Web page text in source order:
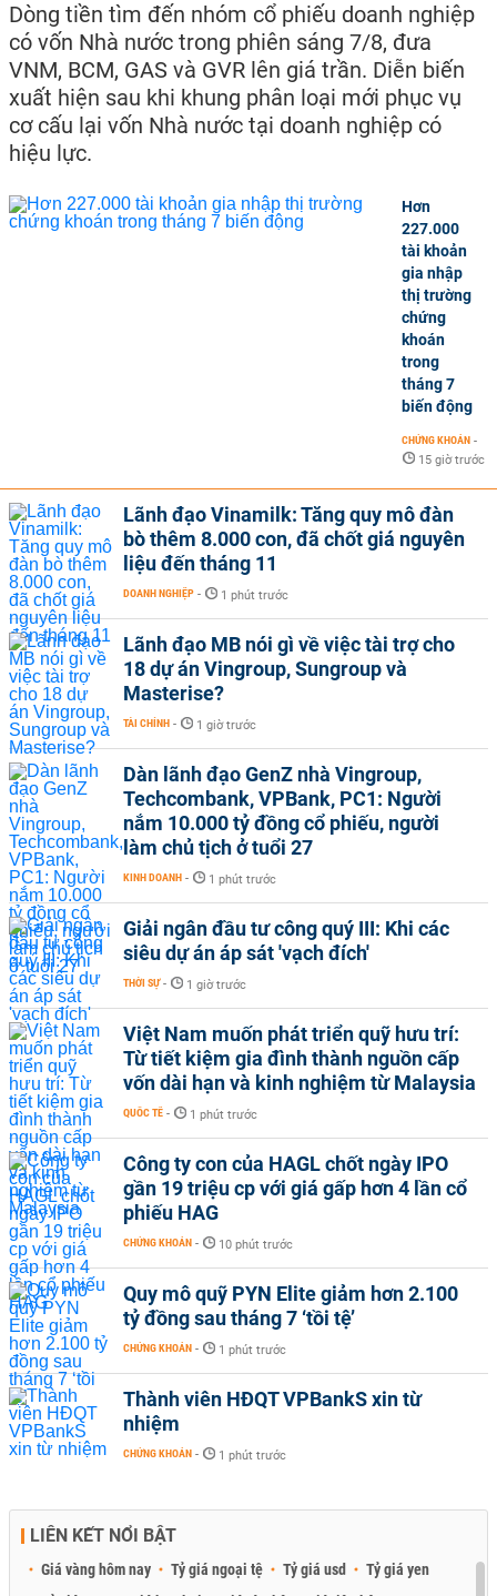
Dòng tiền tìm đến nhóm cổ phiếu doanh nghiệp
có vốn Nhà nước trong phiên sáng 7/8, đưa
VNM, BCM, GAS và GVR lên giá trần. Diễn biến
xuất hiện sau khi khung phân loại mới phục vụ
cơ cấu lại vốn Nhà nước tại doanh nghiệp có
hiệu lực.
Hơn
227.000
tài khoản
gia nhập
thị trường
chứng
khoán
trong
tháng 7
biến động
CHỨNG KHOÁN -
15 giờ trước
Lãnh đạo Vinamilk: Tăng quy mô đàn
bò thêm 8.000 con, đã chốt giá nguyên
liệu đến tháng 11
DOANH NGHIỆP - 1 phút trước
Lãnh đạo MB nói gì về việc tài trợ cho
18 dự án Vingroup, Sungroup và
Masterise?
TÀI CHÍNH - 1 giờ trước
Dàn lãnh đạo GenZ nhà Vingroup,
Techcombank, VPBank, PC1: Người
nắm 10.000 tỷ đồng cổ phiếu, người
làm chủ tịch ở tuổi 27
KINH DOANH - 1 phút trước
Giải ngân đầu tư công quý III: Khi các
siêu dự án áp sát 'vạch đích'
THỜI SỰ - 1 giờ trước
Việt Nam muốn phát triển quỹ hưu trí:
Từ tiết kiệm gia đình thành nguồn cấp
vốn dài hạn và kinh nghiệm từ Malaysia
QUỐC TẾ - 1 phút trước
Công ty con của HAGL chốt ngày IPO
gần 19 triệu cp với giá gấp hơn 4 lần cổ
phiếu HAG
CHỨNG KHOÁN - 10 phút trước
Quy mô quỹ PYN Elite giảm hơn 2.100
tỷ đồng sau tháng 7 ‘tồi tệ’
CHỨNG KHOÁN - 1 phút trước
Thành viên HĐQT VPBankS xin từ
nhiệm
CHỨNG KHOÁN - 1 phút trước
LIÊN KẾT NỔI BẬT
Giá vàng hôm nay Tỷ giá ngoại tệ Tỷ giá usd
Tỷ giá yen